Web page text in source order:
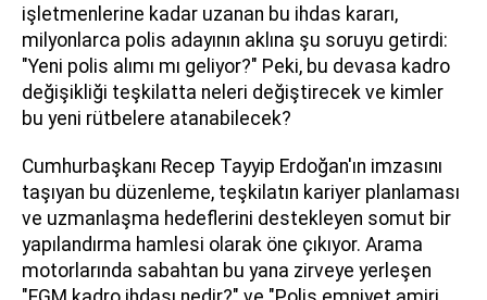
işletmenlerine kadar uzanan bu ihdas kararı,
milyonlarca polis adayının aklına şu soruyu getirdi:
"Yeni polis alımı mı geliyor?" Peki, bu devasa kadro
değişikliği teşkilatta neleri değiştirecek ve kimler
bu yeni rütbelere atanabilecek?
Cumhurbaşkanı Recep Tayyip Erdoğan'ın imzasını
taşıyan bu düzenleme, teşkilatın kariyer planlaması
ve uzmanlaşma hedeflerini destekleyen somut bir
yapılandırma hamlesi olarak öne çıkıyor. Arama
motorlarında sabahtan bu yana zirveye yerleşen